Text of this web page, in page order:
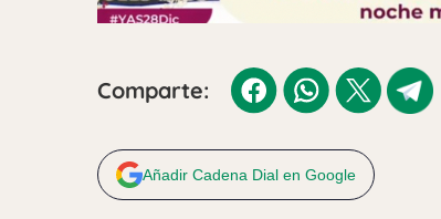
Comparte:
Añadir Cadena Dial en Google